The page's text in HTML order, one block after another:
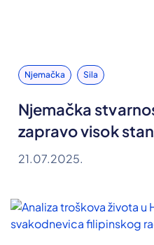
Njemačka Sila
Njemačka
zapravo visok
21.07.2025.